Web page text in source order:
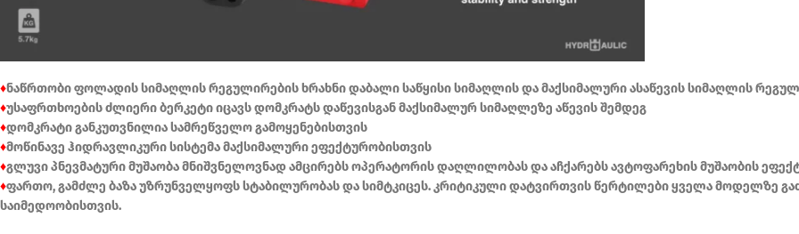
♦ნაწრთობი ფოლადის სიმაღლის რეგულირების ხრახნი დაბალი საწყისი სიმაღლის და მაქსიმალური ასაწევის სიმაღლის
♦უსაფრთხოების ძლიერი ბერკეტი იცავს დომკრატს დაწევისგან მაქსიმალურ სიმაღლეზე აწევის შემდეგ
♦დომკრატი განკუთვნილია სამრეწველო გამოყენებისთვის
♦მოწინავე ჰიდრავლიკური სისტემა მაქსიმალური ეფექტურობისთვის
♦გლუვი პნევმატური მუშაობა მნიშვნელოვნად ამცირებს ოპერატორის დაღლილობას და აჩქარებს ავტოფარეხის მუშაობის
♦ფართო, გამძლე ბაზა უზრუნველყოფს სტაბილურობას და სიმტკიცეს. კრიტიკული დატვირთვის წერტილები ყველა მოდელზე
საიმედოობისთვის.